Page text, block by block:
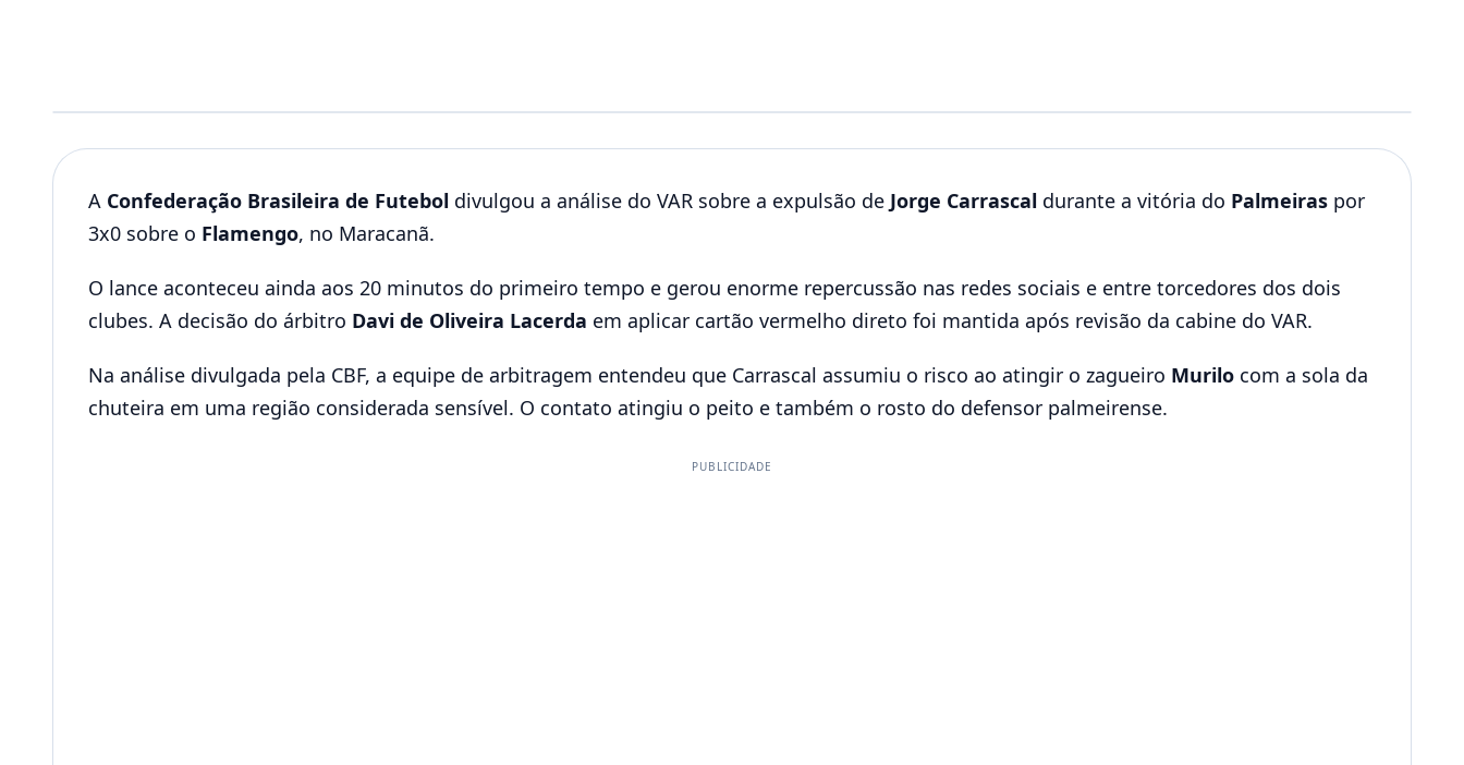
A Confederação Brasileira de Futebol divulgou a análise do VAR sobre a expulsão de Jorge Carrascal durante a vitória do Palmeiras por
3x0 sobre o Flamengo, no Maracanã.
O lance aconteceu ainda aos 20 minutos do primeiro tempo e gerou enorme repercussão nas redes sociais e entre torcedores dos dois
clubes. A decisão do árbitro Davi de Oliveira Lacerda em aplicar cartão vermelho direto foi mantida após revisão da cabine do VAR.
Na análise divulgada pela CBF, a equipe de arbitragem entendeu que Carrascal assumiu o risco ao atingir o zagueiro Murilo com a sola da
chuteira em uma região considerada sensível. O contato atingiu o peito e também o rosto do defensor palmeirense.
PUBLICIDADE